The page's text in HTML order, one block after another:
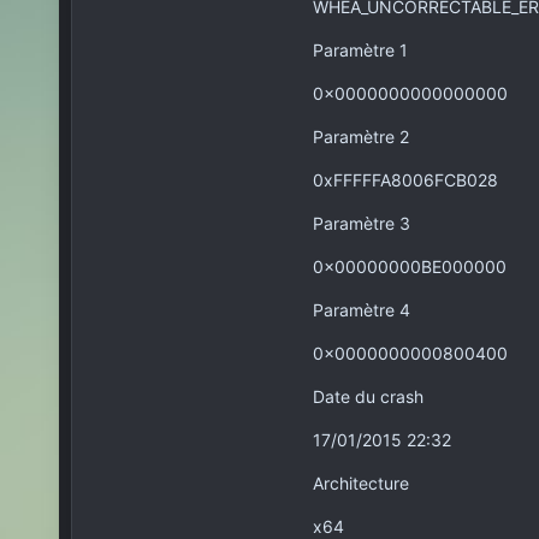
Paramètre 1
0x0000000000000000
Paramètre 2
0xFFFFFA8006FCB028
Paramètre 3
0x00000000BE000000
Paramètre 4
0x0000000000800400
Date du crash
17/01/2015 22:32
Architecture
x64